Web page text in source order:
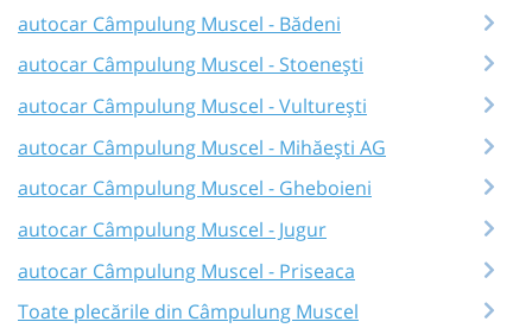
autocar Câmpulung Muscel - Bădeni
autocar Câmpulung Muscel - Stoenești
autocar Câmpulung Muscel - Vulturești
autocar Câmpulung Muscel - Mihăești AG
autocar Câmpulung Muscel - Gheboieni
autocar Câmpulung Muscel - Jugur
autocar Câmpulung Muscel - Priseaca
Toate plecările din Câmpulung Muscel